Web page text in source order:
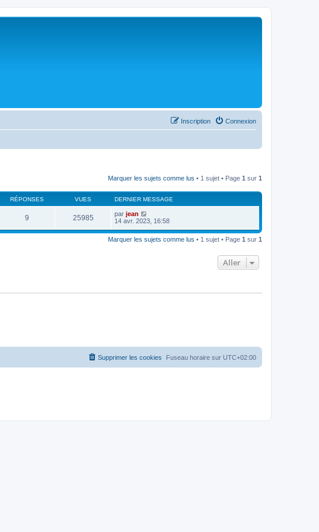
Connexion
Inscription
Marquer les sujets comme lus • 1 sujet • Page 1 sur 1
RÉPONSES VUES DERNIER MESSAGE
9 25985 par jean
14 avr. 2023, 16:58
Marquer les sujets comme lus • 1 sujet • Page 1 sur 1
Aller
Fuseau horaire sur UTC+02:00
Supprimer les cookies